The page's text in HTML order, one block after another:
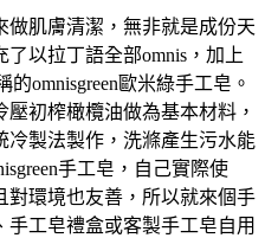
肌膚清潔，無非就是成份天
以拉丁語全部omnis，加上
omnisgreen歐米綠手工皂。
初榨橄欖油做為基本材料，
製法製作，洗滌產生污水能
手工皂，自己實際使
對環境也友善，所以就來個手
工皂禮盒或客製手工皂自用